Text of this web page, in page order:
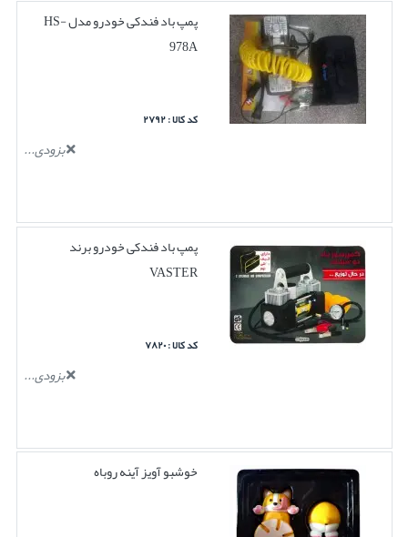
پمپ باد فندکی خودرو مدل HS-
978A
کد کالا : ۲۷۹۲
بزودی...
پمپ باد فندکی خودرو برند
VASTER
کد کالا : ۷۸۲۰
بزودی...
خوشبو آویز آینه روباه